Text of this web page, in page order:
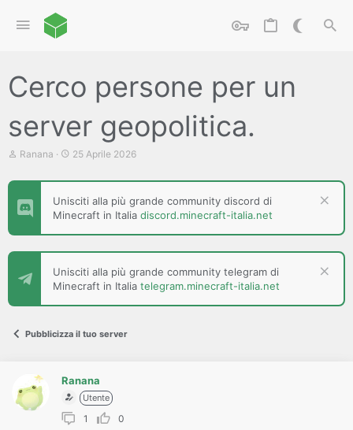
Cerco persone per un
server geopolitica.
C
e
t
o
D
s
u
Ranana
D
t
d
i
i
i
o
25 Aprile 2026
Unisciti alla più grande community discord di
Minecraft in Italia discord.minecraft-italia.net
Unisciti alla più grande community telegram di
Minecraft in Italia telegram.minecraft-italia.net
Pubblicizza il tuo server
Ranana
Utente
1 0